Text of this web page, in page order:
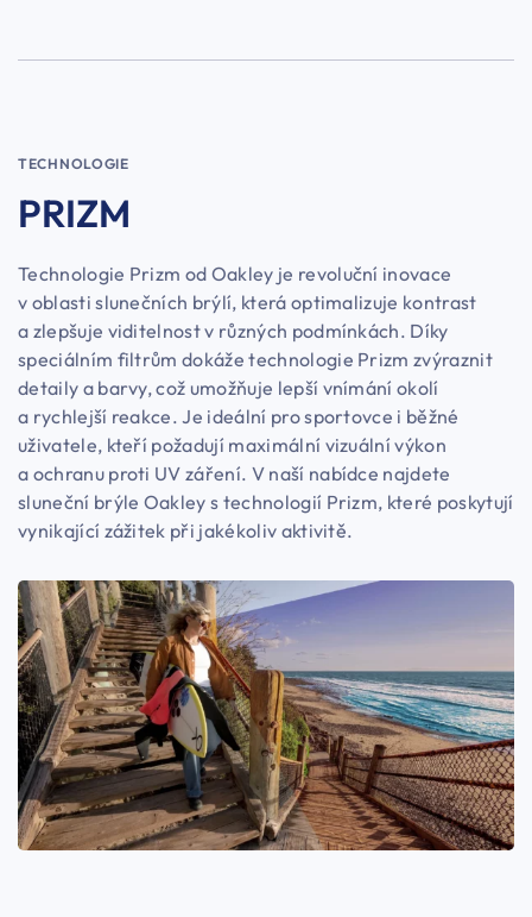
TECHNOLOGIE
PRIZM
Technologie Prizm od Oakley je revoluční inovace
v oblasti slunečních brýlí, která optimalizuje kontrast
a zlepšuje viditelnost v různých podmínkách. Díky
speciálním filtrům dokáže technologie Prizm zvýraznit
detaily a barvy, což umožňuje lepší vnímání okolí
a rychlejší reakce. Je ideální pro sportovce i běžné
uživatele, kteří požadují maximální vizuální výkon
a ochranu proti UV záření. V naší nabídce najdete
sluneční brýle Oakley s technologií Prizm, které poskytují
vynikající zážitek při jakékoliv aktivitě.